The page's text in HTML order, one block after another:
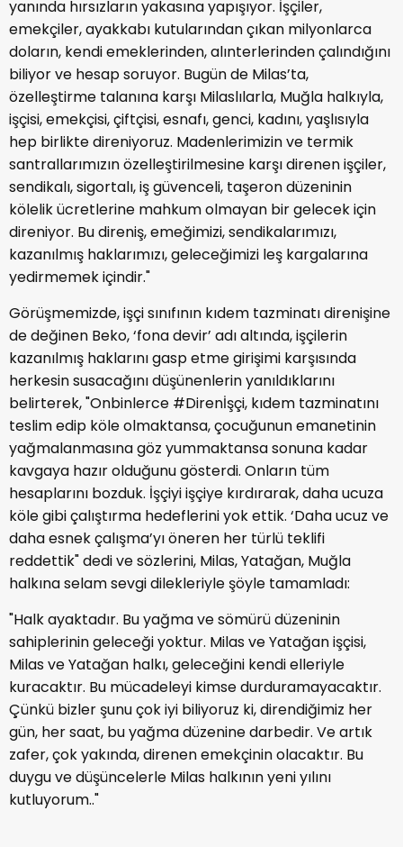
yanında hırsızların yakasına yapışıyor. İşçiler,
emekçiler, ayakkabı kutularından çıkan milyonlarca
doların, kendi emeklerinden, alınterlerinden çalındığını
biliyor ve hesap soruyor. Bugün de Milas’ta,
özelleştirme talanına karşı Milaslılarla, Muğla halkıyla,
işçisi, emekçisi, çiftçisi, esnafı, genci, kadını, yaşlısıyla
hep birlikte direniyoruz. Madenlerimizin ve termik
santrallarımızın özelleştirilmesine karşı direnen işçiler,
sendikalı, sigortalı, iş güvenceli, taşeron düzeninin
kölelik ücretlerine mahkum olmayan bir gelecek için
direniyor. Bu direniş, emeğimizi, sendikalarımızı,
kazanılmış haklarımızı, geleceğimizi leş kargalarına
yedirmemek içindir."
Görüşmemizde, işçi sınıfının kıdem tazminatı direnişine
de değinen Beko, ‘fona devir’ adı altında, işçilerin
kazanılmış haklarını gasp etme girişimi karşısında
herkesin susacağını düşünenlerin yanıldıklarını
belirterek, "Onbinlerce #Direnİşçi, kıdem tazminatını
teslim edip köle olmaktansa, çocuğunun emanetinin
yağmalanmasına göz yummaktansa sonuna kadar
kavgaya hazır olduğunu gösterdi. Onların tüm
hesaplarını bozduk. İşçiyi işçiye kırdırarak, daha ucuza
köle gibi çalıştırma hedeflerini yok ettik. ‘Daha ucuz ve
daha esnek çalışma’yı öneren her türlü teklifi
reddettik" dedi ve sözlerini, Milas, Yatağan, Muğla
halkına selam sevgi dilekleriyle şöyle tamamladı:
"Halk ayaktadır. Bu yağma ve sömürü düzeninin
sahiplerinin geleceği yoktur. Milas ve Yatağan işçisi,
Milas ve Yatağan halkı, geleceğini kendi elleriyle
kuracaktır. Bu mücadeleyi kimse durduramayacaktır.
Çünkü bizler şunu çok iyi biliyoruz ki, direndiğimiz her
gün, her saat, bu yağma düzenine darbedir. Ve artık
zafer, çok yakında, direnen emekçinin olacaktır. Bu
duygu ve düşüncelerle Milas halkının yeni yılını
kutluyorum.."